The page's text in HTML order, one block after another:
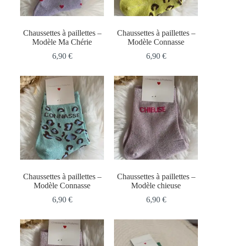
Chaussettes à paillettes –
Modèle Ma Chérie
6,90 €
Chaussettes à paillettes –
Modèle Connasse
6,90 €
Chaussettes à paillettes –
Modèle Connasse
6,90 €
Chaussettes à paillettes –
Modèle chieuse
6,90 €